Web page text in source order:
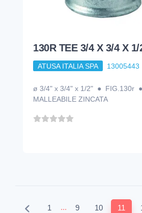
130R TEE 3/4 X 3/4 X 1/
ATUSA ITALIA SPA 13005443
ø 3/4" x 3/4" x 1/2" ● FIG.130r
MALLEABILE ZINCATA
1 ... 9 10 11